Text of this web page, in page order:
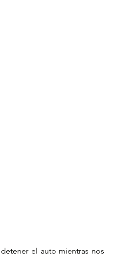
el auto mientras nos